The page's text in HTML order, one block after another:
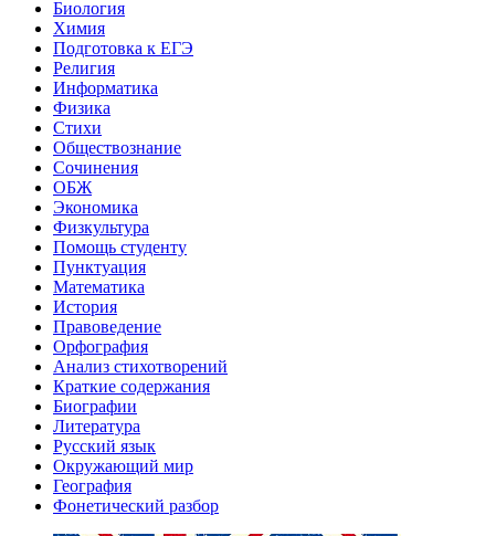
Биология
Химия
Подготовка к ЕГЭ
Религия
Информатика
Физика
Стихи
Обществознание
Сочинения
ОБЖ
Экономика
Физкультура
Помощь студенту
Пунктуация
Математика
История
Правоведение
Орфография
Анализ стихотворений
Краткие содержания
Биографии
Литература
Русский язык
Окружающий мир
География
Фонетический разбор